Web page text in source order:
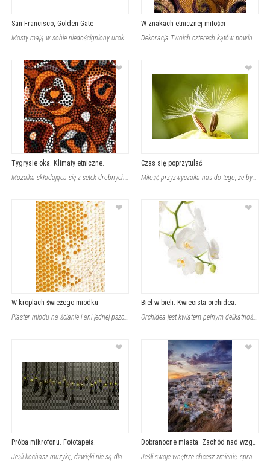
San Francisco, Golden Gate
Mosty mają w sobie niedościgniony urok oraz czar. Te monstrualne budowle niektór
W znakach etnicznej miłości
Dekoracja Twoich czterech kątów powinna mieć w sobie "to coś", dzięki czemu każd
❤
Tygrysie oka. Klimaty etniczne.
Mozaika składająca się z setek drobnych elementów jest ciekawym dodatkiem do wnę
❤
Czas się poprzytulać
Miłość przyzwyczaiła nas do tego, że bywa kapryśna - jednak nie w tym przypadku.
❤
W kroplach świeżego miodku
Plaster miodu na ścianie i ani jednej pszczoły? To jest możliwe za sprawą fotota
❤
Biel w bieli. Kwiecista orchidea.
Orchidea jest kwiatem pełnym delikatności i subtelnego blasku. Niespełna jeden p
❤
Próba mikrofonu. Fototapeta.
Jeśli kochasz muzykę, dźwięki nie są dla Ciebie obce, a Ty pragniesz otaczać się
❤
Dobranocne miasta. Zachód nad wzgórzem.
Jeśli swoje wnętrze chcesz zmienić, sprawić, by to, co jest już oklepane nabrało